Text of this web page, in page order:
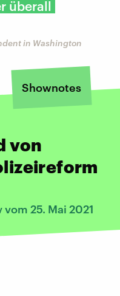
überall
in Washington
Shownotes
von
25. Mai 2021